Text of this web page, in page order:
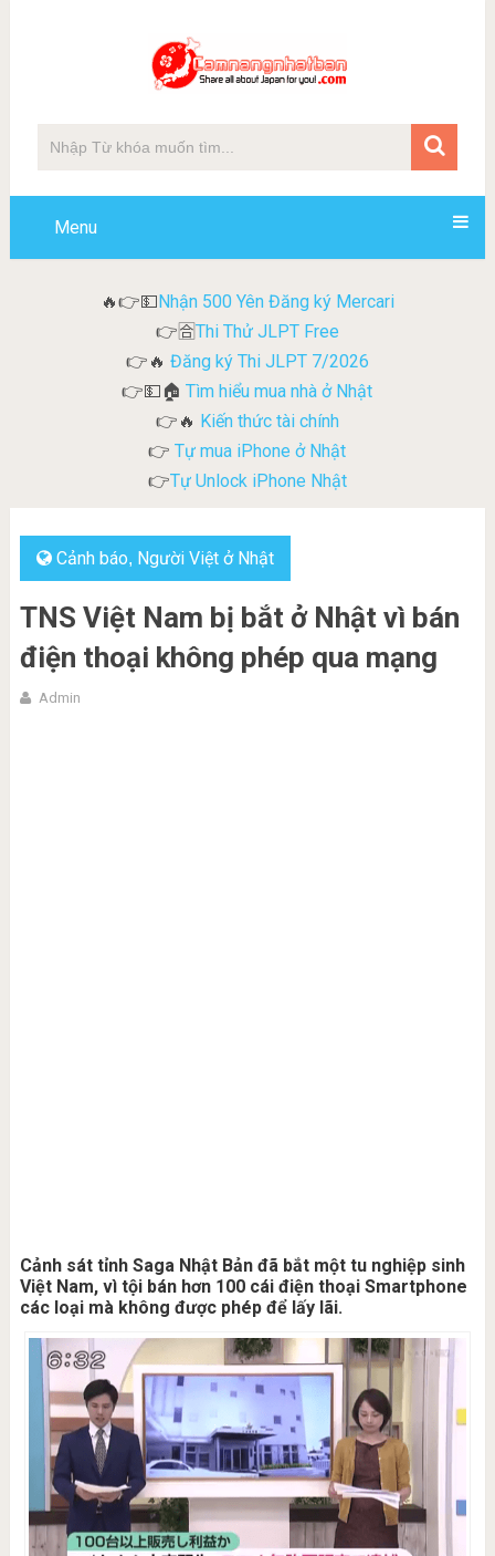
Menu
🔥👉💵Nhận 500 Yên Đăng ký Mercari
👉🈴Thi Thử JLPT Free
👉🔥 Đăng ký Thi JLPT 7/2026
👉💵🏠Tìm hiểu mua nhà ở Nhật
👉🔥 Kiến thức tài chính
👉 Tự mua iPhone ở Nhật
👉Tự Unlock iPhone Nhật
Cảnh báo, Người Việt ở Nhật
TNS Việt Nam bị bắt ở Nhật vì bán
điện thoại không phép qua mạng
Admin
Cảnh sát tỉnh Saga Nhật Bản đã bắt một tu nghiệp sinh
Việt Nam, vì tội bán hơn 100 cái điện thoại Smartphone
các loại mà không được phép để lấy lãi.